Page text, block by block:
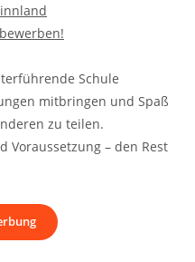
Schule
mitbringen und Spaß
zu teilen.
Voraussetzung – den Rest